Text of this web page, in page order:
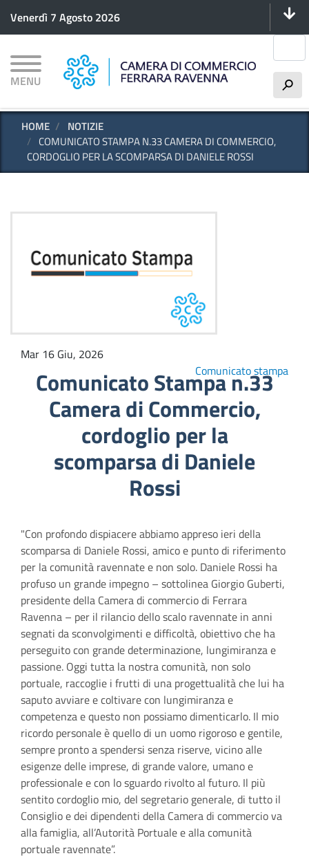
principale
Venerdì 7 Agosto 2026
MENU h
HOME
NOTIZIE
COMUNICATO STAMPA N.33 CAMERA DI COMMERCIO,
CORDOGLIO PER LA SCOMPARSA DI DANIELE ROSSI
Mar 16 Giu, 2026
Comunicato Stampa n.33
Camera di Commercio,
cordoglio per la
scomparsa di Daniele
Rossi
Comunicato stampa
"Con profondo dispiacere abbiamo appreso ieri della
scomparsa di Daniele Rossi, amico e punto di riferimento
per la comunità ravennate e non solo. Daniele Rossi ha
profuso un grande impegno – sottolinea Giorgio Guberti,
presidente della Camera di commercio di Ferrara
Ravenna – per il rilancio dello scalo ravennate in anni
segnati da sconvolgimenti e difficoltà, obiettivo che ha
perseguito con grande determinazione, lungimiranza e
passione. Oggi tutta la nostra comunità, non solo
portuale, raccoglie i frutti di una progettualità che lui ha
saputo avviare e coltivare con lungimiranza e
competenza e questo non possiamo dimenticarlo. Il mio
ricordo personale è quello di un uomo rigoroso e gentile,
sempre pronto a spendersi senza riserve, vicino alle
esigenze delle imprese, di grande valore, umano e
professionale e con lo sguardo rivolto al futuro. Il più
sentito cordoglio mio, del segretario generale, di tutto il
Consiglio e dei dipendenti della Camera di commercio va
alla famiglia, all’Autorità Portuale e alla comunità
portuale ravennate”.